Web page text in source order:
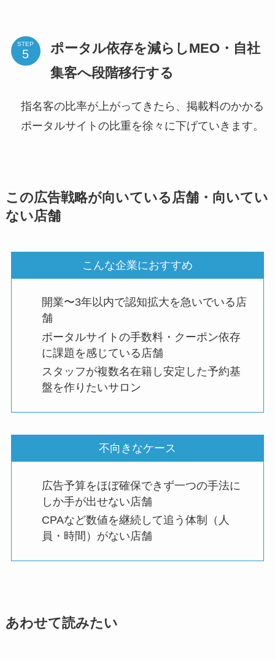
STEP
ポータル依存を減らしMEO・自社
集客へ段階移行する
指名客の比率が上がってきたら、掲載料のかかる
ポータルサイトの比重を徐々に下げていきます。
この広告戦略が向いている店舗・向いてい
ない店舗
こんな企業におすすめ
開業〜3年以内で認知拡大を急いでいる店
舗
ポータルサイトの手数料・クーポン依存
に課題を感じている店舗
スタッフが複数名在籍し安定した予約基
盤を作りたいサロン
不向きなケース
広告予算をほぼ確保できず一つの手法に
しか手が出せない店舗
CPAなど数値を継続して追う体制（人
員・時間）がない店舗
あわせて読みたい